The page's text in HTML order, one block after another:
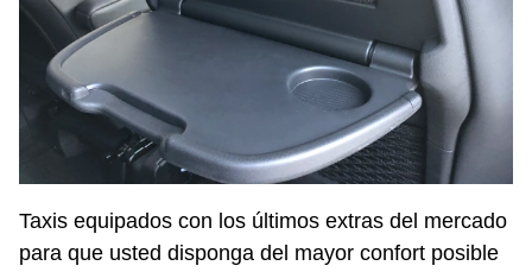
Taxis equipados con los últimos extras del mercado
para que usted disponga del mayor confort posible